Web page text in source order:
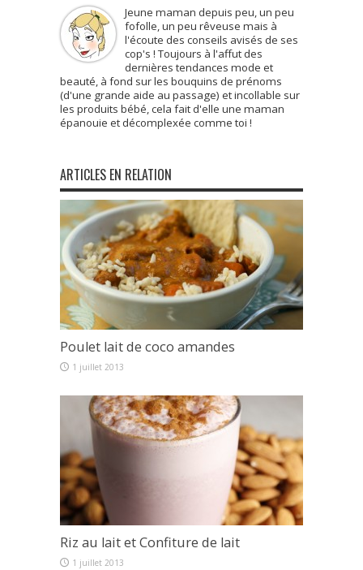
Jeune maman depuis peu, un peu
fofolle, un peu rêveuse mais à
l'écoute des conseils avisés de ses
cop's ! Toujours à l'affut des
dernières tendances mode et
beauté, à fond sur les bouquins de prénoms
(d'une grande aide au passage) et incollable sur
les produits bébé, cela fait d'elle une maman
épanouie et décomplexée comme toi !
ARTICLES EN RELATION
Poulet lait de coco amandes
1 juillet 2013
Riz au lait et Confiture de lait
1 juillet 2013